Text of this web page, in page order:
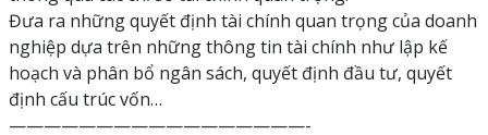
Đưa ra những quyết định tài chính quan trọng của doanh
nghiệp dựa trên những thông tin tài chính như lập kế
hoạch và phân bổ ngân sách, quyết định đầu tư, quyết
định cấu trúc vốn…
—————————————————-